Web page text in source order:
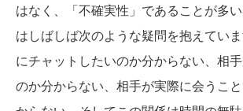
はなく、「不確実性」であることが多
はしばしば次のような疑問を抱えてい
にチャットしたいのか分からない、相
のか分からない、相手が実際に会うこ